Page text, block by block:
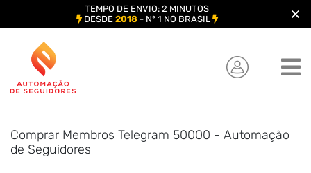
content
Comprar Membros Telegram 50000 - Automação
de Seguidores
TEMPO DE ENVIO: 2 MINUTOS
DESDE 2018- Nº 1 NO BRASIL